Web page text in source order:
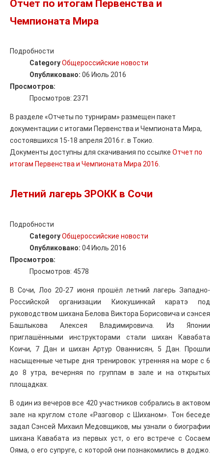
Отчет по итогам Первенства и
Чемпионата Мира
Подробности
CategoryОбщероссийские новости
Опубликовано: 06 Июль 2016
Просмотров:
Просмотров: 2371
В разделе «Отчеты по турнирам» размещен пакет
документации с итогами Первенства и Чемпионата Мира,
состоявшихся 15-18 апреля 2016 г. в Токио.
Документы доступны для скачивания по ссылке Отчет по
итогам Первенства и Чемпионата Мира 2016
Летний лагерь ЗРОКК в Сочи
Подробности
CategoryОбщероссийские новости
Опубликовано: 04 Июль 2016
Просмотров:
Просмотров: 4578
В Сочи, Лоо 20-27 июня прошёл летний лагерь Западно-
Российской организации Киокушинкай каратэ под
руководством шихана Белова Виктора Борисовича и сэнсея
Башлыкова Алексея Владимировича. Из Японии
приглашёнными инструкторами стали шихан Кавабата
Коичи, 7 Дан и шихан Артур Ованнисян, 5 Дан. Прошли
насыщенные четыре дня тренировок: утренняя на море с 6
до 8 утра, вечерняя по группам в зале и на открытых
площадках.
В один из вечеров все 420 участников собрались в актовом
зале на круглом столе «Разговор с Шиханом». Тон беседе
задал Сэнсей Михаил Медовщиков, мы узнали о биографии
шихана Кавабата из первых уст, о его встрече с Сосаем
Ояма, о его супруге, с которой они познакомились в доджо.